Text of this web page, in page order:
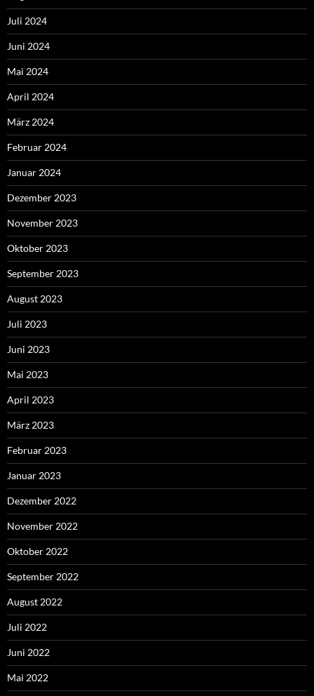
Juli 2024
Juni 2024
Mai 2024
April 2024
März 2024
Februar 2024
Januar 2024
Dezember 2023
November 2023
Oktober 2023
September 2023
August 2023
Juli 2023
Juni 2023
Mai 2023
April 2023
März 2023
Februar 2023
Januar 2023
Dezember 2022
November 2022
Oktober 2022
September 2022
August 2022
Juli 2022
Juni 2022
Mai 2022